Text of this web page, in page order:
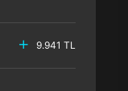
9.941 TL